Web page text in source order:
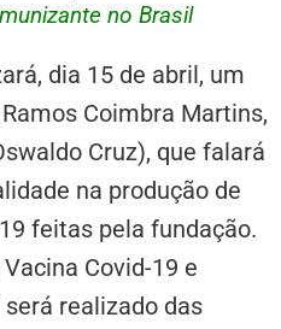
no Brasil
dia 15 de abril, um
Coimbra Martins,
Cruz), que falará
na produção de
feitas pela fundação.
Covid-19 e
será realizado das